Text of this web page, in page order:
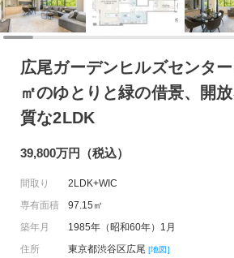
広尾ガーデンヒルズセンタ
㎡のゆとりと緑の借景、開
質な2LDK
39,800万円（税込）
間取り
2LDK+WIC
専有面積
97.15㎡
築年月
1985年（昭和60年）1月
住所
東京都渋谷区広尾 [地図]